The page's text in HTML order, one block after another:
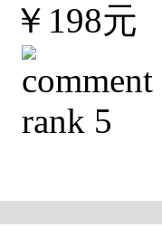
￥198元